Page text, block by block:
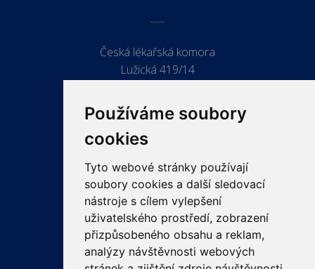
Používáme soubory
cookies
Tyto webové stránky používají
soubory cookies a další sledovací
nástroje s cílem vylepšení
uživatelského prostředí, zobrazení
přizpůsobeného obsahu a reklam,
analýzy návštěvnosti webových
Česká lékařská komora
Lužická 419/14
ODKAZY
PRO LÉKAŘE
PRO VEŘEJNOST
VZDĚLÁVÁNÍ